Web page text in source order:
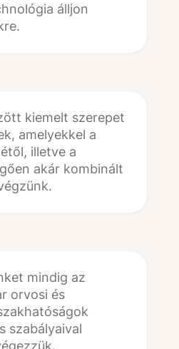
álljon
kiemelt szerepet
amelyekkel a
illetve a
akár kombinált
mindig az
orvosi és
szabályaival